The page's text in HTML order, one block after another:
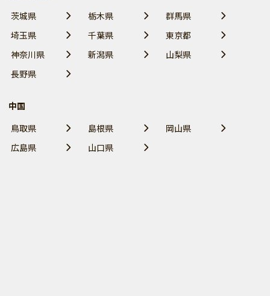
茨城県
栃木県
群馬県
埼玉県
千葉県
東京都
神奈川県
新潟県
山梨県
長野県
中国
鳥取県
島根県
岡山県
広島県
山口県